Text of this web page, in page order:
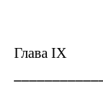
Глава IX